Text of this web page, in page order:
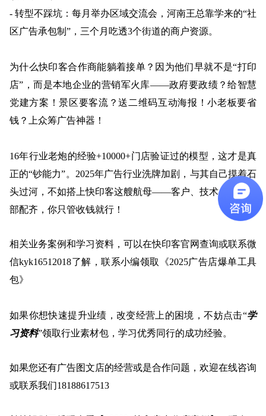
- 转型不踩坑：每月举办区域交流会，河南王总靠学来的“社
区广告承包制”，三个月吃透3个街道的商户资源。
为什么快印客合作商能躺着接单？因为他们早就不是“打印
店”，而是本地企业的营销军火库——政府要政绩？给智慧
党建方案！景区要客流？送二维码互动海报！小老板要省
钱？上众筹广告神器！
16年行业老炮的经验+10000+门店验证过的模型，这才是真
正的“钞能力”。2025年广告行业洗牌加剧，与其自己摸着石
头过河，不如搭上快印客这艘航母——客户、技术、资源全
部配齐，你只管收钱就行！
相关业务案例和学习资料，可以在快印客官网查询或联系微
信kyk16512018了解，联系小编领取《2025广告店爆单工具
包》
如果你想快速提升业绩，改变经营上的困境，不妨点击“学
习资料”领取行业素材包， 学习优秀同行的成功经验。
如果您还有广告图文店的经营或是合作问题，欢迎在线咨询
或联系我们18188617513